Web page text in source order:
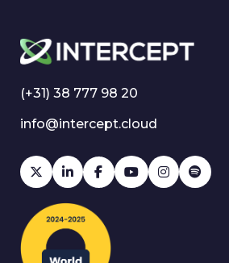
(+31) 38 777 98 20
info@intercept.cloud